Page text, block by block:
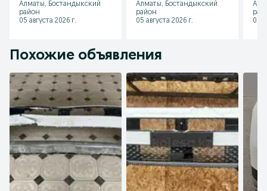
Алматы, Бостандыкский
район
05 августа 2026 г.
Алматы, Бостандыкский
район
05 августа 2026 г.
05
Похожие объявления